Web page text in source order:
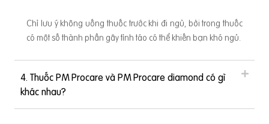
Chỉ lưu ý không uống thuốc trước khi đi ngủ, bởi trong thuốc
có một số thành phần gây tỉnh táo có thể khiến bạn khó ngủ.
4. Thuốc PM Procare và PM Procare diamond có gì
khác nhau?